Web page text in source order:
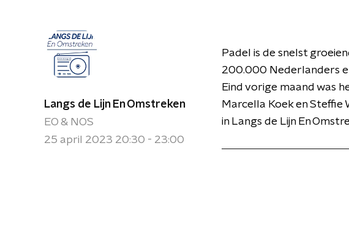
Langs de Lijn En Omstreken
EO & NOS
25 april 2023 20:30 - 23:00
Padel is de snelst
200.000 Nederlanders
Eind vorige maand was
Marcella Koek en Steffie
in Langs de Lijn En